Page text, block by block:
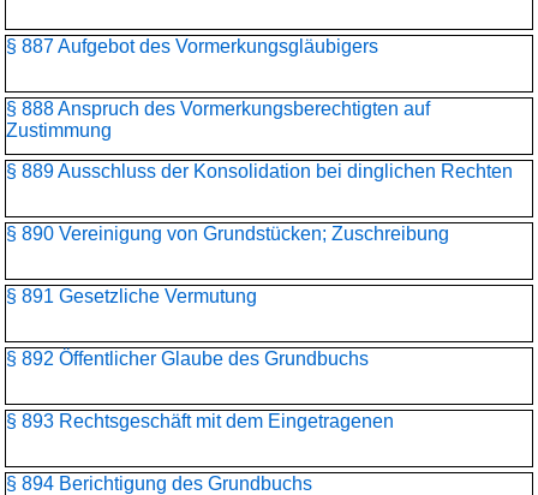
§ 887 Aufgebot des Vormerkungsgläubigers
§ 888 Anspruch des Vormerkungsberechtigten auf
Zustimmung
§ 889 Ausschluss der Konsolidation bei dinglichen Rechten
§ 890 Vereinigung von Grundstücken; Zuschreibung
§ 891 Gesetzliche Vermutung
§ 892 Öffentlicher Glaube des Grundbuchs
§ 893 Rechtsgeschäft mit dem Eingetragenen
§ 894 Berichtigung des Grundbuchs